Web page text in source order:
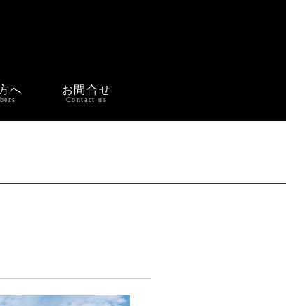
へ お問合せ
Contact us